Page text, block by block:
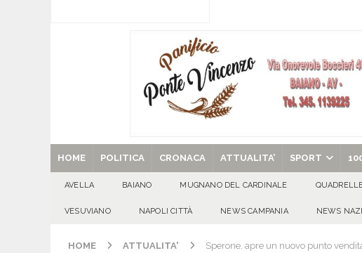
una cultura collettiva. Nessuna crescita economica può
MANIFESTAZIONI
[ 07/08/2026 ] Casino senza KYC: cosa sono e come
[ 29/08/2025 ] SANT’Oggi. Venerdì 29 agosto la chiesa
HOME POLITICA CRONACA ATTUALITA’ SPORT
AVELLA BAIANO MUGNANO DEL CARDINALE
VESUVIANO NAPOLI CITTÀ NEWS CAMPANIA NEWS
HOME ATTUALITA' Sperone, apre un nuovo punto